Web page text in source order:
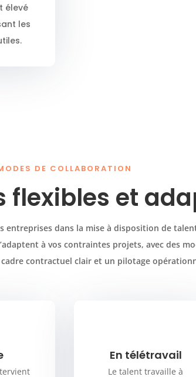
élevé
les
DE COLLABORATION
flexibles et
entreprises dans la mise à disposition de
à vos contraintes projets, avec des
contractuel clair et un pilotage
En télétravail
Le talent travaille à